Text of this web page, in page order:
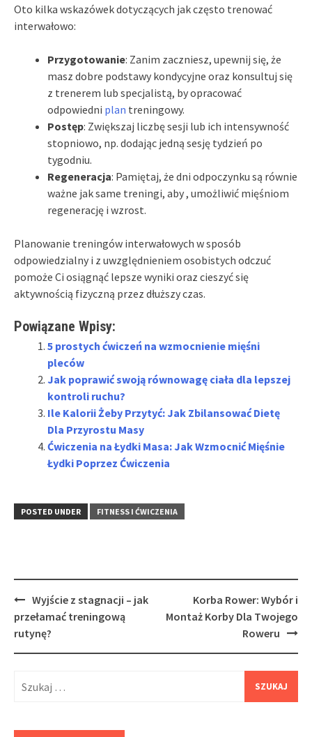
Oto kilka wskazówek dotyczących jak często trenować
interwałowo:
Przygotowanie: Zanim zaczniesz, upewnij się, że
masz dobre podstawy kondycyjne oraz konsultuj się
z trenerem lub specjalistą, by opracować
odpowiedni plan treningowy.
Postęp: Zwiększaj liczbę sesji lub ich intensywność
stopniowo, np. dodając jedną sesję tydzień po
tygodniu.
Regeneracja: Pamiętaj, że dni odpoczynku są równie
ważne jak same treningi, aby , umożliwić mięśniom
regenerację i wzrost.
Planowanie treningów interwałowych w sposób
odpowiedzialny i z uwzględnieniem osobistych odczuć
pomoże Ci osiągnąć lepsze wyniki oraz cieszyć się
aktywnością fizyczną przez dłuższy czas.
Powiązane Wpisy:
5 prostych ćwiczeń na wzmocnienie mięśni
pleców
Jak poprawić swoją równowagę ciała dla lepszej
kontroli ruchu?
Ile Kalorii Żeby Przytyć: Jak Zbilansować Dietę
Dla Przyrostu Masy
Ćwiczenia na Łydki Masa: Jak Wzmocnić Mięśnie
Łydki Poprzez Ćwiczenia
POSTED UNDER FITNESS I ĆWICZENIA
Post
navigation
Wyjście z stagnacji – jak
przełamać treningową
rutynę?
Korba Rower: Wybór i
Montaż Korby Dla Twojego
Roweru